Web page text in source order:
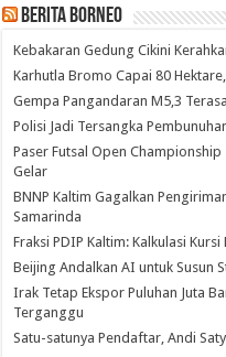
Berita Borneo
Kebakaran Gedung Cikini
Karhutla Bromo Capai 80
Gempa Pangandaran M5,3
Polisi Jadi Tersangka
Paser Futsal Open
Gelar
BNNP Kaltim Gagalkan
Samarinda
Fraksi PDIP Kaltim: Kalkulasi
Beijing Andalkan AI untuk Susun
Irak Tetap Ekspor Puluhan Juta
Terganggu
Satu-satunya Pendaftar, Andi